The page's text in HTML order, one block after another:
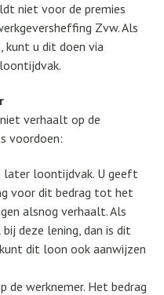
niet voor de premies
Zvw. Als
kunt u dit doen via
verhaalt op de
voordoen:
later loontijdvak. U geeft
voor dit bedrag tot het
alsnog verhaalt. Als
deze lening, dan is dit
dit loon ook aanwijzen
de werknemer. Het bedrag